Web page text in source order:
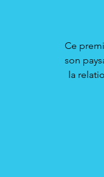
Ce
son
la